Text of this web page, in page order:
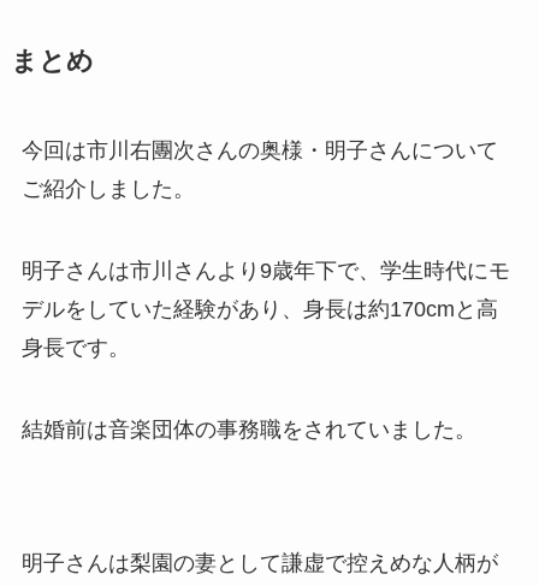
まとめ
今回は市川右團次さんの奥様・明子さんについて
ご紹介しました。
明子さんは市川さんより9歳年下で、学生時代にモ
デルをしていた経験があり、身長は約170cmと高
身長です。
結婚前は音楽団体の事務職をされていました。
明子さんは梨園の妻として謙虚で控えめな人柄が